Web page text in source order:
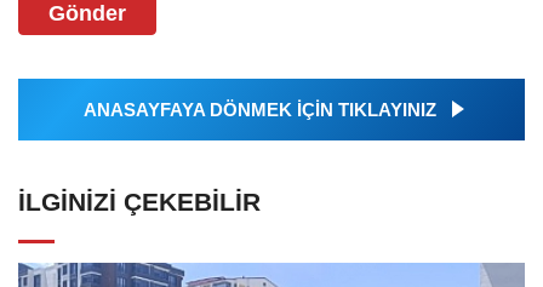
Gönder
ANASAYFAYA DÖNMEK İÇİN TIKLAYINIZ
İLGINIZI ÇEKEBILIR